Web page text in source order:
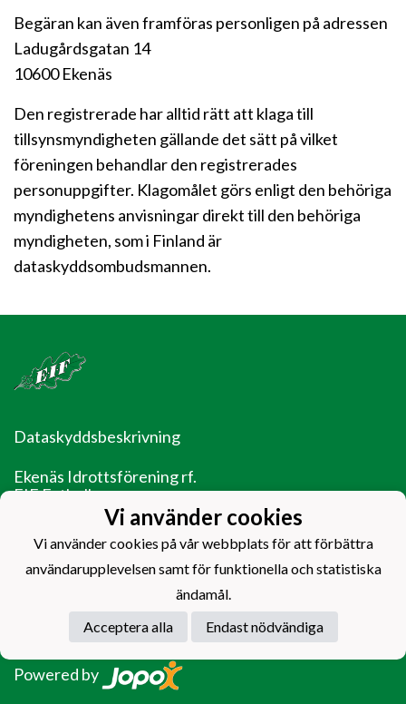
Begäran kan även framföras personligen på adressen
Ladugårdsgatan 14
10600 Ekenäs
Den registrerade har alltid rätt att klaga till
tillsynsmyndigheten gällande det sätt på vilket
föreningen behandlar den registrerades
personuppgifter. Klagomålet görs enligt den behöriga
myndighetens anvisningar direkt till den behöriga
myndigheten, som i Finland är
dataskyddsombudsmannen.
Dataskyddsbeskrivning
Ekenäs Idrottsförening rf.
EIF Fotboll
Ladugårdsgatan 14
10600 Ekenäs
EIF - Laget före jaget!
Powered by
Vi använder cookies
Vi använder cookies på vår webbplats för att förbättra
användarupplevelsen samt för funktionella och statistiska
ändamål.
Acceptera alla
Endast nödvändiga